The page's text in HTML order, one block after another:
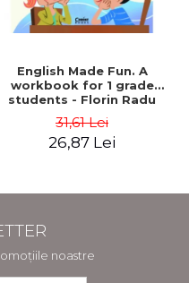
English Made Fun. A
workbook for 1 grade
students - Florin Radu
31,61 Lei
26,87 Lei
noastre